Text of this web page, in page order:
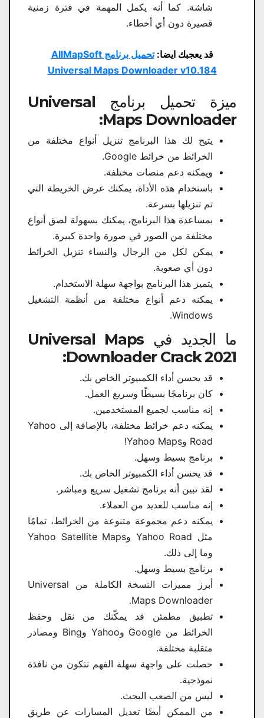
شاشة. كما أنه يكمل المهمة في فترة زمنية
قصيرة دون أي أخطاء.
قد يعجبك ايضا:
تحميل برنامج AllMapSoft
Universal Maps Downloader v10.184
ميزة تحميل برنامج Universal
Maps Downloader:
يتيح لك هذا البرنامج تنزيل أنواع مختلفة من
الخرائط من خرائط Google.
ويمكنه دعم منصات مختلفة.
باستخدام هذه الأداة، يمكنك عرض الخريطة التي
تم تنزيلها بسرعة.
بمساعدة هذا البرنامج، يمكنك بسهولة لصق أنواع
مختلفة من الصور في صورة واحدة كبيرة.
يمكن لكل من الرجال والنساء تنزيل الخرائط
دون أي صعوبة.
يتميز هذا البرنامج بواجهة سهلة الاستخدام.
يمكنه دعم أنواع مختلفة من أنظمة التشغيل
Windows.
ما الجديد في Universal Maps
Downloader Crack 2021:
قد يحسن أداء الكمبيوتر الخاص بك.
كان برنامجًا بسيطًا وسريع العمل.
إنه مناسب لجميع المستخدمين.
يمكنه دعم خرائط مختلفة، بالإضافة إلى Yahoo
Road وYahoo Maps!
برنامج بسيط وسهل.
قد يحسن أداء الكمبيوتر الخاص بك.
لقد تبين أنه برنامج تشغيل سريع ومباشر.
إنه مناسب للعديد من العملاء.
يمكنه دعم مجموعة متنوعة من الخرائط، تمامًا
مثل Yahoo Road وYahoo Satellite Maps
وما إلى ذلك.
برنامج بسيط وسهل.
أبرز مميزات النسخة الكاملة من Universal
Maps Downloader.
تطبيق مطمئن قد يمكّنك من نقل وحفظ
الخرائط من Google وYahoo وBing ومصادر
متقلبة مختلفة.
حصلت على واجهة سهلة الفهم تتكون من نافذة
نموذجية.
ليس من الصعب البحث.
من الممكن أيضًا تعديل المسارات عن طريق